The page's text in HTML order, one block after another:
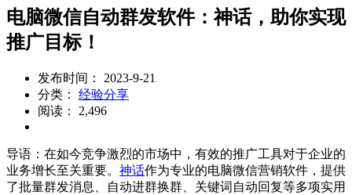
电脑微信自动群发软件：神话，助你实现
推广目标！
发布时间： 2023-9-21
分类： 经验分享
阅读： 2,496
导语：在如今竞争激烈的市场中，有效的推广工具对于企业的
业务增长至关重要。 神话作为专业的电脑微信营销软件，提供
了批量群发消息、自动进群换群、关键词自动回复等多项实用